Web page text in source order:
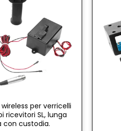
per verricelli
ricevitori SL, lunga
con custodia.